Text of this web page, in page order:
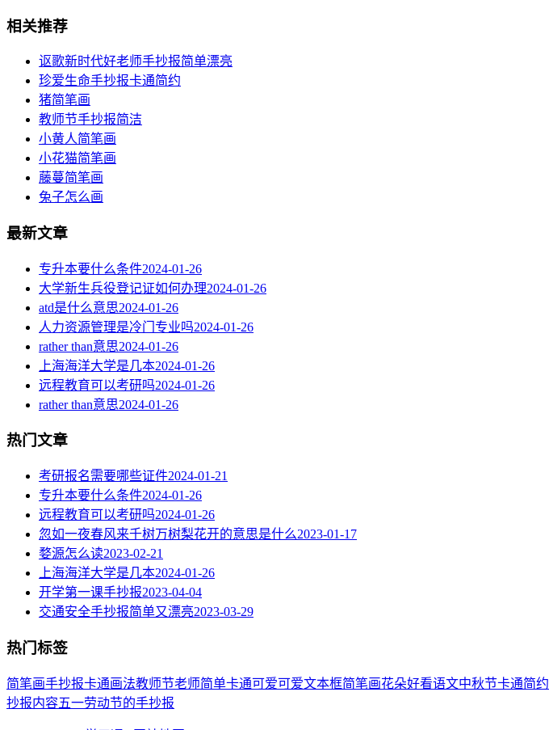
相关推荐
讴歌新时代好老师手抄报简单漂亮
珍爱生命手抄报卡通简约
猪简笔画
教师节手抄报简洁
小黄人简笔画
小花猫简笔画
藤蔓简笔画
兔子怎么画
最新文章
专升本要什么条件2024-01-26
大学新生兵役登记证如何办理2024-01-26
atd是什么意思2024-01-26
人力资源管理是冷门专业吗2024-01-26
rather than意思2024-01-26
上海海洋大学是几本2024-01-26
远程教育可以考研吗2024-01-26
rather than意思2024-01-26
热门文章
考研报名需要哪些证件2024-01-21
专升本要什么条件2024-01-26
远程教育可以考研吗2024-01-26
忽如一夜春风来千树万树梨花开的意思是什么2023-01-17
婺源怎么读2023-02-21
上海海洋大学是几本2024-01-26
开学第一课手抄报2023-04-04
交通安全手抄报简单又漂亮2023-03-29
热门标签
简笔画手抄报卡通画法教师节老师简单卡通可爱可爱文本框简笔画花朵好看语文中秋节卡通简约
抄报内容五一劳动节的手抄报